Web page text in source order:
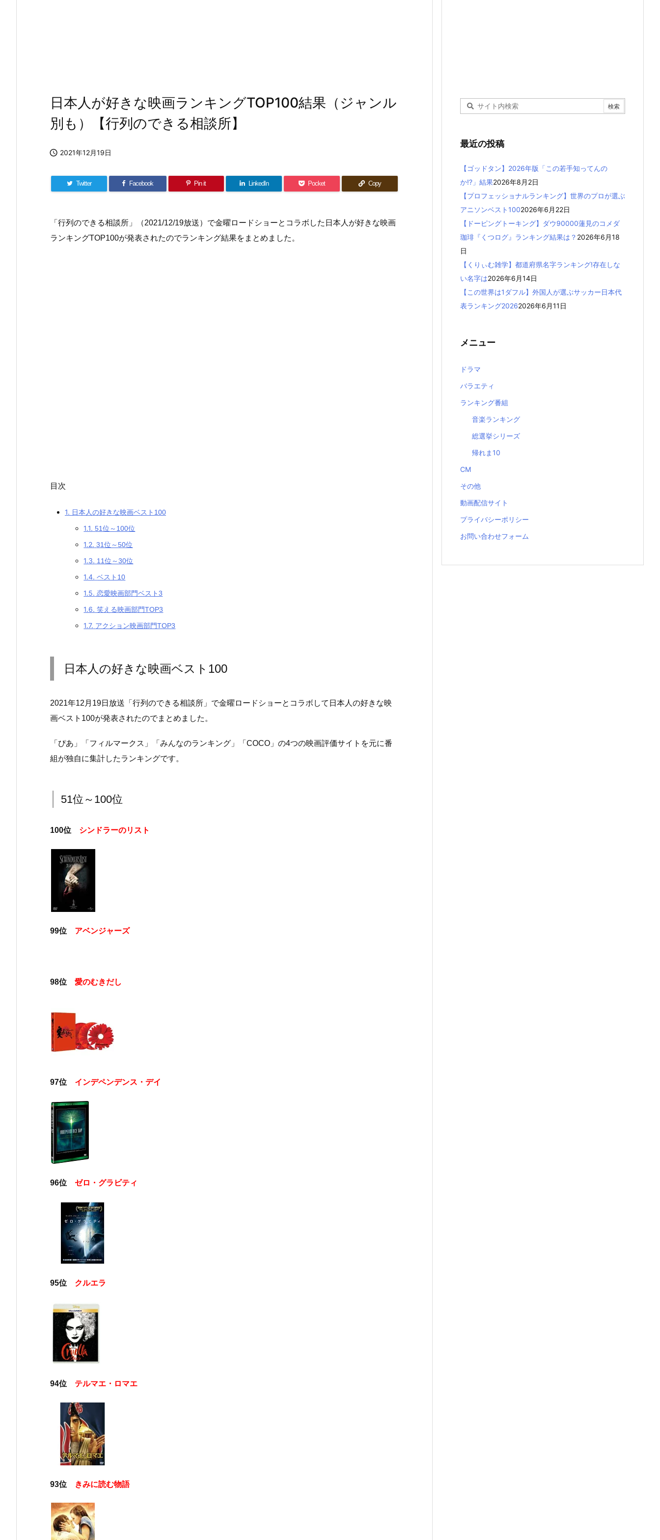
日本人が好きな映画ランキングTOP100結果（ジャンル
別も）【行列のできる相談所】
 2021年12月19日
Twitter Facebook Pin it LinkedIn Pocket Copy
「行列のできる相談所」（2021/12/19放送）で金曜ロードショーとコラボした日本人が好きな映画
ランキングTOP100が発表されたのでランキング結果をまとめました。
目次
1. 日本人の好きな映画ベスト100
1.1. 51位～100位
1.2. 31位～50位
1.3. 11位～30位
1.4. ベスト10
1.5. 恋愛映画部門ベスト3
1.6. 笑える映画部門TOP3
1.7. アクション映画部門TOP3
日本人の好きな映画ベスト100
2021年12月19日放送「行列のできる相談所」で金曜ロードショーとコラボして日本人の好きな映
画ベスト100が発表されたのでまとめました。
「ぴあ」「フィルマークス」「みんなのランキング」「COCO」の4つの映画評価サイトを元に番
組が独自に集計したランキングです。
51位～100位
100位 シンドラーのリスト
99位 アベンジャーズ
98位 愛のむきだし
97位 インデペンデンス・デイ
96位 ゼロ・グラビティ
95位 クルエラ
94位 テルマエ・ロマエ
93位 きみに読む物語
最近の投稿
【ゴッドタン】2026年版「この若手知ってんの
か!?」結果2026年8月2日
【プロフェッショナルランキング】世界のプロが選ぶ
アニソンベスト1002026年6月22日
【ドーピングトーキング】ダウ90000蓮見のコメダ
珈琲『くつログ』ランキング結果は？ 2026年6月18
日
【くりぃむ雑学】都道府県名字ランキング!存在しな
い名字は2026年6月14日
【この世界は1ダフル】外国人が選ぶサッカー日本代
表ランキング20262026年6月11日
メニュー
ドラマ
バラエティ
ランキング番組
音楽ランキング
総選挙シリーズ
帰れま10
CM
その他
動画配信サイト
プライバシーポリシー
お問い合わせフォーム